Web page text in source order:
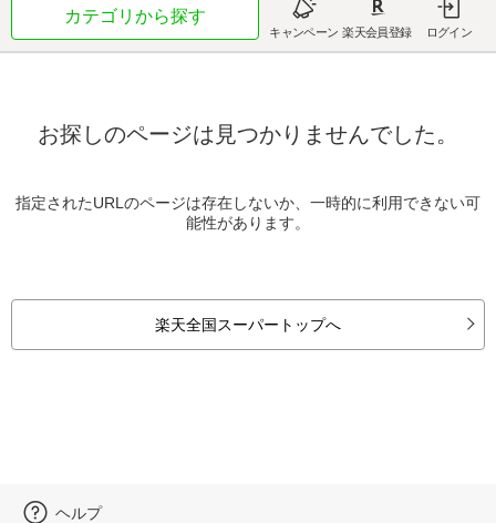
カテゴリから探す
キャンペーン 楽天会員登録 ログイン
お探しのページは見つかりませんでした。
指定されたURLのページは存在しないか、一時的に利用できない可
能性があります。
楽天全国スーパートップへ
ヘルプ